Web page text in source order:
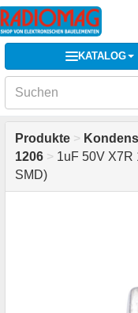
KATALOG
Produkte >
1206 > 1uF 50V X7R
SMD)